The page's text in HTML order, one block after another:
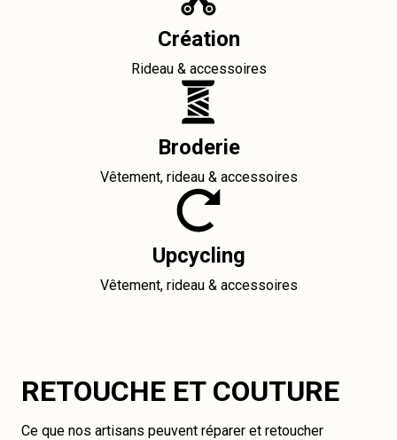
Création
Rideau & accessoires
Broderie
Vêtement, rideau & accessoires
Upcycling
Vêtement, rideau & accessoires
RETOUCHE ET COUTURE
Ce que nos artisans peuvent réparer et retoucher